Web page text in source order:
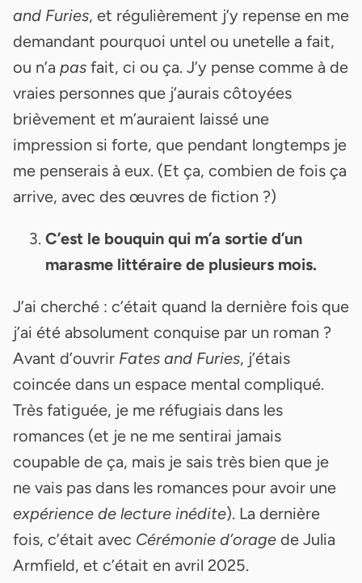
and Furies, et régulièrement j’y repense en me
demandant pourquoi untel ou unetelle a fait,
ou n’a pas fait, ci ou ça. J’y pense comme à de
vraies personnes que j’aurais côtoyées
brièvement et m’auraient laissé une
impression si forte, que pendant longtemps je
me penserais à eux. (Et ça, combien de fois ça
arrive, avec des œuvres de fiction ?)
C’est le bouquin qui m’a sortie d’un
marasme littéraire de plusieurs mois.
J’ai cherché : c’était quand la dernière fois que
j’ai été absolument conquise par un roman ?
Avant d’ouvrir Fates and Furies, j’étais
coincée dans un espace mental compliqué.
Très fatiguée, je me réfugiais dans les
romances (et je ne me sentirai jamais
coupable de ça, mais je sais très bien que je
ne vais pas dans les romances pour avoir une
expérience de lecture inédite). La dernière
fois, c’était avec Cérémonie d’orage de Julia
Armfield, et c’était en avril 2025.